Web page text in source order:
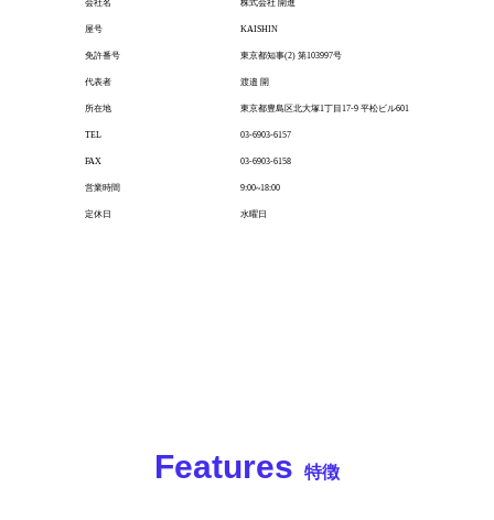
会社名
屋号
免許番号
代表者
所在地
TEL
FAX
営業時間
定休日
株式会社 開進
KAISHIN
東京都知事(2) 第103997号
渡邉 開
東京都豊島区北大塚1丁目17-9 平松ビル601
03-6903-6157
03-6903-6158
9:00~18:00
水曜日
Features 特徴